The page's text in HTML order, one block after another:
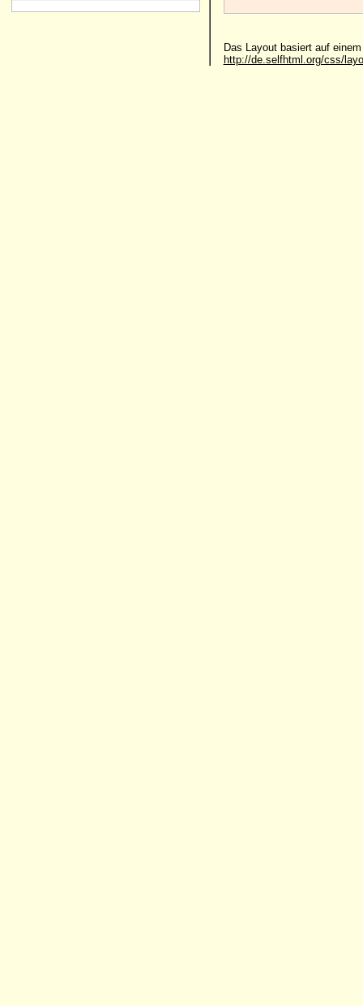
Das Layout basiert auf
http://de.selfhtml.org/css/